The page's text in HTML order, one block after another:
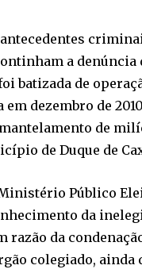
a denúncia
batizada de
dezembro de
de
de Duque de
Público
da
razão da
colegiado, ainda